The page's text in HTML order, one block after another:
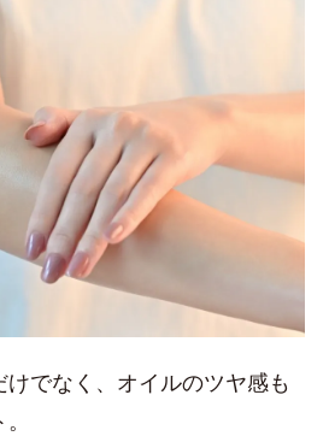
でなく、オイルのツヤ感も